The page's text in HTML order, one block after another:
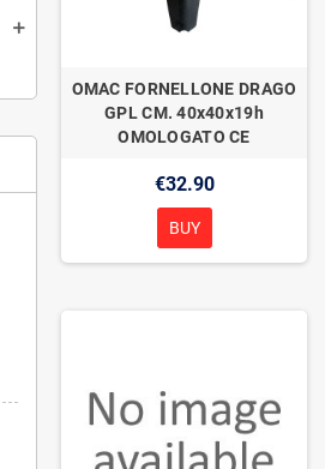
OMAC FORNELLONE DRAGO
GPL CM. 40x40x19h
OMOLOGATO CE
€32.90
BUY